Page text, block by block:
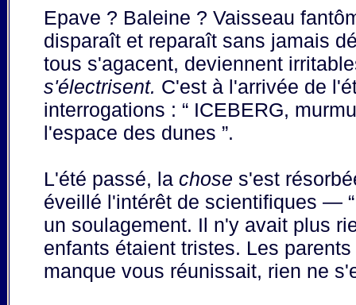
Epave ? Baleine ? Vaisseau
disparaît et reparaît sans jamais
tous s'agacent, deviennent
s'électrisent. C'est à l'arrivée de
interrogations : “ ICEBERG,
l'espace des dunes ”.
L'été passé, la chose s'est
éveillé l'intérêt de scientifiques —
un soulagement. Il n'y avait plus
enfants étaient tristes. Les
manque vous réunissait, rien ne